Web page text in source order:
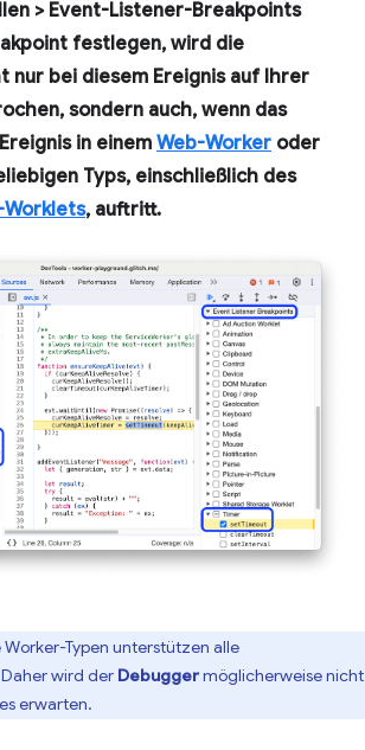
> Event-Listener-Breakpoints
festlegen, wird die
nur bei diesem Ereignis auf Ihrer
sondern auch, wenn das
in einem Web-Worker oder
Typs, einschließlich des
, auftritt.
Worker-Typen unterstützen alle
wird der Debuggermöglicherweise nicht
erwarten.